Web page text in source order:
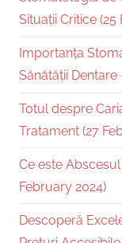
Situații Critice (25
Importanța
Sănătății Dentare
Totul despre
Tratament (27
Ce este Abscesul
February 2024)
Descoperă